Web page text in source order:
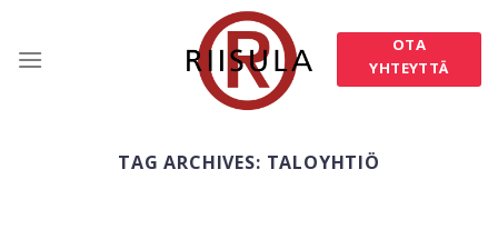
content
OTA
YHTEYTTÄ
TAG ARCHIVES: TALOYHTIÖ